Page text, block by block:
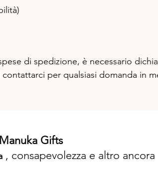
di spedizione, è necessario
per qualsiasi domanda in
Manuka Gifts
, consapevolezza e altro ancora